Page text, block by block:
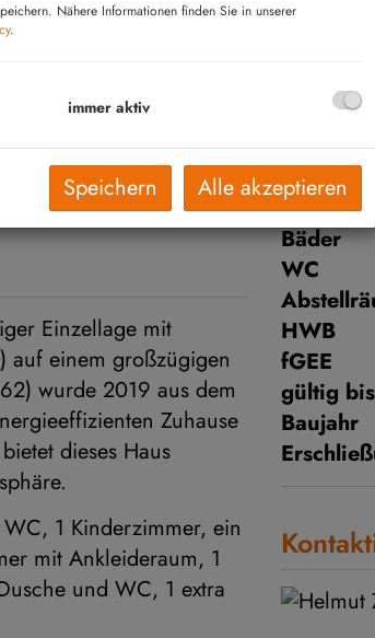
Einzellage mit
auf einem großzügigen
wurde 2019 aus dem
Zuhause
dieses Haus
1 Kinderzimmer, ein
mit Ankleideraum, 1
und WC, 1 extra
Fläche
Bäder
WC
HWB
fGEE
gültig bis
Baujahr
Nähere Informationen finden Sie in unserer
.
immer aktiv
Speichern Alle akzeptieren